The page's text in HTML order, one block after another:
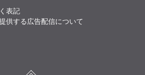
表記
供する広告配信について